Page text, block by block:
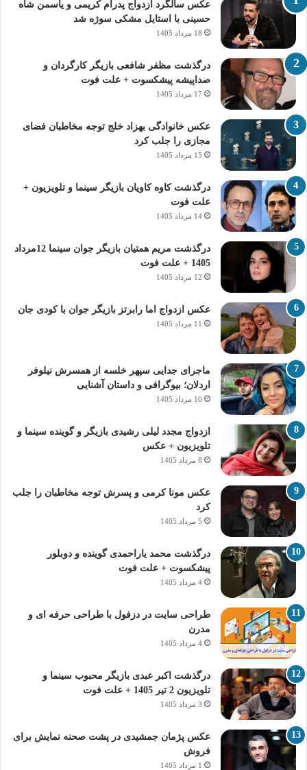
عکس سالگرد ازدواج پدرام کریمی و یاسمن شاه‌
حسینی با استایل مشکی سوژه شد
18 مرداد 1405
درگذشت مظفر شافعی بازیگر کارگردان و
صداپیشه پیشکسوت + علت فوت
17 مرداد 1405
عکس خانوادگی بهزاد خلج توجه مخاطبان فضای
مجازی را جلب کرد
15 مرداد 1405
درگذشت کاوه کاویان بازیگر سینما و تلویزیون +
علت فوت
14 مرداد 1405
درگذشت مریم همتیان بازیگر جوان سینما 12مرداد
1405 + علت فوت
12 مرداد 1405
عکس ازدواج اما رابرتز بازیگر جوان با کودی جان
11 مرداد 1405
ماجرای جدایی سپهر خلسه از همسرش نیلوفر
اردلان؛ بیوگرافی و داستان آشنایی
10 مرداد 1405
ازدواج مجدد لیلی رشیدی بازیگر و گوینده سینما و
تلویزیون + عکس
8 مرداد 1405
عکس مونا کرمی و پسرش توجه مخاطبان را جلب
کرد
5 مرداد 1405
درگذشت محمد یاراحمدی گوینده و دوبلور
پیشکسوت + علت فوت
4 مرداد 1405
طراحی سایت در دزفول با طراحی حرفه‌ ای و
مدرن
4 مرداد 1405
درگذشت اکبر عبدی بازیگر محبوب سینما و
تلویزیون 2 تیر 1405 + علت فوت
3 مرداد 1405
عکس پژمان جمشیدی در پشت صحنه نمایش برای
فروش
1 مرداد 1405